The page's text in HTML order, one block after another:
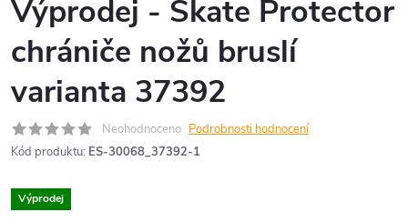
Výprodej - Skate Protector
chrániče nožů bruslí
varianta 37392
Neohodnoceno Podrobnosti hodnocení
Kód produktu: ES-30068_37392-1
Výprodej